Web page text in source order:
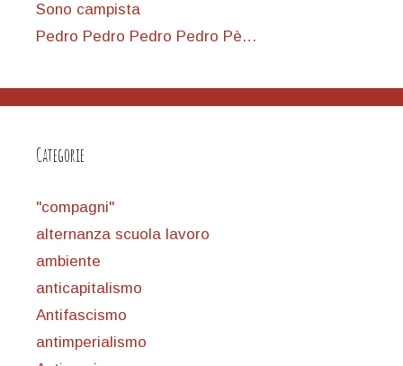
Sono campista
Pedro Pedro Pedro Pedro Pè…
Categorie
"compagni"
alternanza scuola lavoro
ambiente
anticapitalismo
Antifascismo
antimperialismo